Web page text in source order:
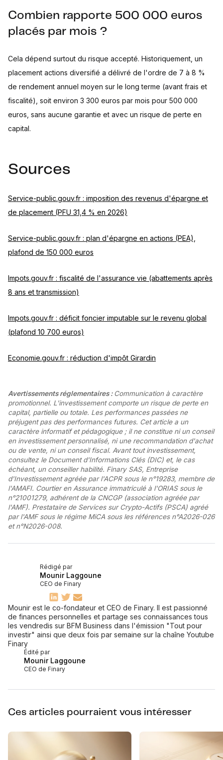
Combien rapporte 500 000 euros
placés par mois ?
Cela dépend surtout du risque accepté. Historiquement, un
placement actions diversifié a délivré de l'ordre de 7 à 8 %
de rendement annuel moyen sur le long terme (avant frais et
fiscalité), soit environ 3 300 euros par mois pour 500 000
euros, sans aucune garantie et avec un risque de perte en
capital.
Sources
Service-public.gouv.fr : imposition des revenus d'épargne et
de placement (PFU 31,4 % en 2026)
Service-public.gouv.fr : plan d'épargne en actions (PEA),
plafond de 150 000 euros
Impots.gouv.fr : fiscalité de l'assurance vie (abattements après
8 ans et transmission)
Impots.gouv.fr : déficit foncier imputable sur le revenu global
(plafond 10 700 euros)
Economie.gouv.fr : réduction d'impôt Girardin
Avertissements réglementaires : Communication à caractère
promotionnel. L'investissement comporte un risque de perte en
capital, partielle ou totale. Les performances passées ne
préjugent pas des performances futures. Cet article a un
caractère informatif et pédagogique ; il ne constitue ni un conseil
en investissement personnalisé, ni une recommandation d'achat
ou de vente, ni un conseil fiscal. Avant tout investissement,
consultez le Document d'Informations Clés (DIC) et, le cas
échéant, un conseiller habilité. Finary SAS, Entreprise
d'Investissement agréée par l'ACPR sous le n°19283, membre de
l'AMAFI. Courtier en Assurance immatriculé à l'ORIAS sous le
n°21001279, adhérent de la CNCGP (association agréée par
l'AMF). Prestataire de Services sur Crypto-Actifs (PSCA) agréé
par l'AMF sous le régime MiCA sous les références n°A2026-026
et n°N2026-008.
Édité par
Mounir Laggoune
CEO de Finary
Rédigé par
Mounir Laggoune
CEO de Finary
Mounir est le co-fondateur et CEO de Finary. Il est passionné
de finances personnelles et partage ses connaissances tous
les vendredis sur BFM Business dans l'émission "Tout pour
investir" ainsi que deux fois par semaine sur la chaîne Youtube
Finary
Ces articles pourraient vous intéresser